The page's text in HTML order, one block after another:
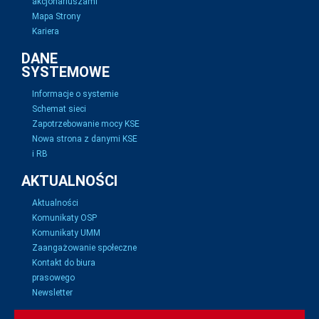
Mapa Strony
Kariera
DANE
SYSTEMOWE
Informacje o systemie
Schemat sieci
Zapotrzebowanie mocy KSE
Nowa strona z danymi KSE
i RB
AKTUALNOŚCI
Aktualności
Komunikaty OSP
Komunikaty UMM
Zaangażowanie społeczne
Kontakt do biura
prasowego
Newsletter